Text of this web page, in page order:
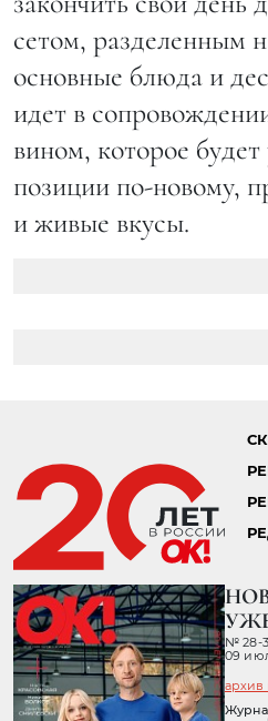
сетом, разделенным
основные блюда и
идет в
вином, которое
позиции по-новому,
и живые вкусы.
№ 28-
09
архив